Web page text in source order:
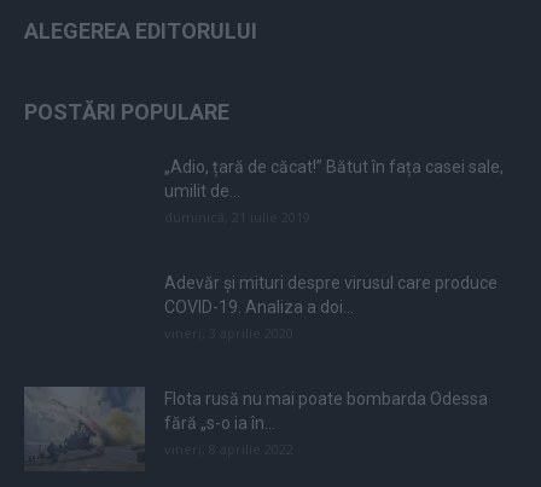
ALEGEREA EDITORULUI
POSTĂRI POPULARE
„Adio, țară de căcat!” Bătut în fața casei sale,
umilit de...
Adevăr și mituri despre virusul care produce
COVID-19. Analiza a doi...
Flota rusă nu mai poate bombarda Odessa
fără „s-o ia în...